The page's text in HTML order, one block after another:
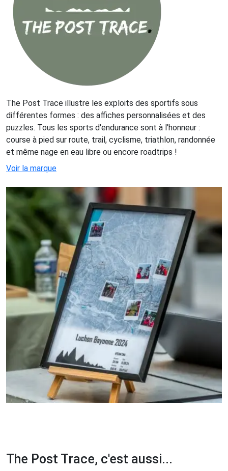
The Post Trace illustre les exploits des sportifs sous
différentes formes : des affiches personnalisées et des
puzzles. Tous les sports d'endurance sont à l'honneur :
course à pied sur route, trail, cyclisme, triathlon, randonnée
et même nage en eau libre ou encore roadtrips !
Voir la marque
The Post Trace, c'est aussi...